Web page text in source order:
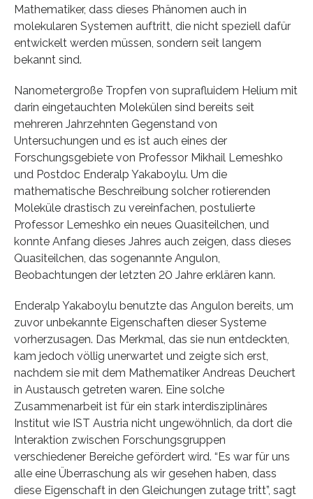
Mathematiker, dass dieses Phänomen auch in
molekularen Systemen auftritt, die nicht speziell dafür
entwickelt werden müssen, sondern seit langem
bekannt sind.
Nanometergroße Tropfen von suprafluidem Helium mit
darin eingetauchten Molekülen sind bereits seit
mehreren Jahrzehnten Gegenstand von
Untersuchungen und es ist auch eines der
Forschungsgebiete von Professor Mikhail Lemeshko
und Postdoc Enderalp Yakaboylu. Um die
mathematische Beschreibung solcher rotierenden
Moleküle drastisch zu vereinfachen, postulierte
Professor Lemeshko ein neues Quasiteilchen, und
konnte Anfang dieses Jahres auch zeigen, dass dieses
Quasiteilchen, das sogenannte Angulon,
Beobachtungen der letzten 20 Jahre erklären kann.
Enderalp Yakaboylu benutzte das Angulon bereits, um
zuvor unbekannte Eigenschaften dieser Systeme
vorherzusagen. Das Merkmal, das sie nun entdeckten,
kam jedoch völlig unerwartet und zeigte sich erst,
nachdem sie mit dem Mathematiker Andreas Deuchert
in Austausch getreten waren. Eine solche
Zusammenarbeit ist für ein stark interdisziplinäres
Institut wie IST Austria nicht ungewöhnlich, da dort die
Interaktion zwischen Forschungsgruppen
verschiedener Bereiche gefördert wird. “Es war für uns
alle eine Überraschung als wir gesehen haben, dass
diese Eigenschaft in den Gleichungen zutage tritt”, sagt